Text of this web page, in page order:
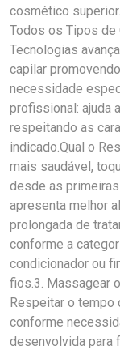
cosmético
Todos os Tipos de
Tecnologias
capilar
necessidade
profissional: ajuda
respeitando as
indicado.Qual o
mais saudável,
desde as
apresenta melhor
prolongada de
conforme a
condicionador ou
fios.3. Massagear
Respeitar o tempo
conforme
desenvolvida para